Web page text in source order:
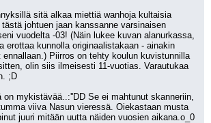
sitä alkaa miettiä wanhoja kultaisia
johtuen jaan kanssanne varsinaisen
vuodelta -03! (Näin lukee kuvan alanurkassa,
erottaa kunnolla originaalistakaan - ainakin
ennallaan.) Piirros on tehty koulun kuvistunnilla
olin siis ilmeisesti 11-vuotias. Varautukaa
;D
on mykistävää..:''DD Se ei mahtunut skanneriin,
viiva Nasun vieressä. Oiekastaan musta
juuri mitään uutta näiden vuosien aikana.o_0